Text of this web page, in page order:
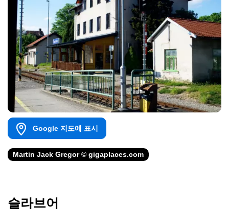
Google 지도에 표시
Martin Jack Gregor © gigaplaces.com
슬라브어